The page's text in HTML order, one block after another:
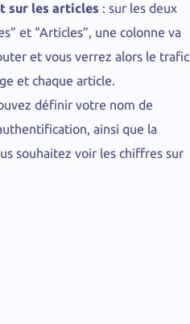
sur les articles : sur les deux
et “Articles”, une colonne va
et vous verrez alors le trafic
et chaque article.
définir votre nom de
ainsi que la
souhaitez voir les chiffres sur